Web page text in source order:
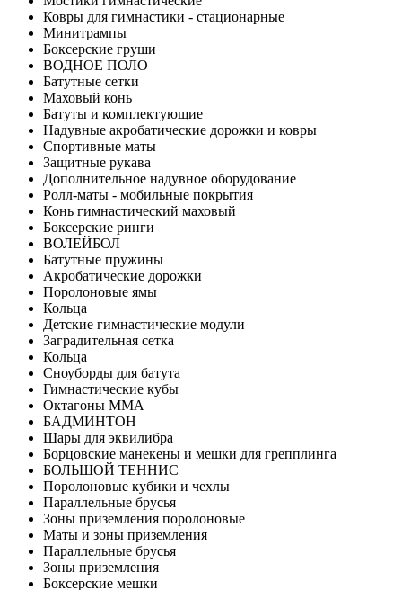
Ковры для гимнастики - стационарные
Минитрампы
Боксерские груши
ВОДНОЕ ПОЛО
Батутные сетки
Маховый конь
Батуты и комплектующие
Надувные акробатические дорожки и ковры
Спортивные маты
Защитные рукава
Дополнительное надувное оборудование
Ролл-маты - мобильные покрытия
Конь гимнастический маховый
Боксерские ринги
ВОЛЕЙБОЛ
Батутные пружины
Акробатические дорожки
Поролоновые ямы
Кольца
Детские гимнастические модули
Заградительная сетка
Кольца
Сноуборды для батута
Гимнастические кубы
Октагоны MMA
БАДМИНТОН
Шары для эквилибра
Борцовские манекены и мешки для грепплинга
БОЛЬШОЙ ТЕННИС
Поролоновые кубики и чехлы
Параллельные брусья
Зоны приземления поролоновые
Маты и зоны приземления
Параллельные брусья
Зоны приземления
Боксерские мешки